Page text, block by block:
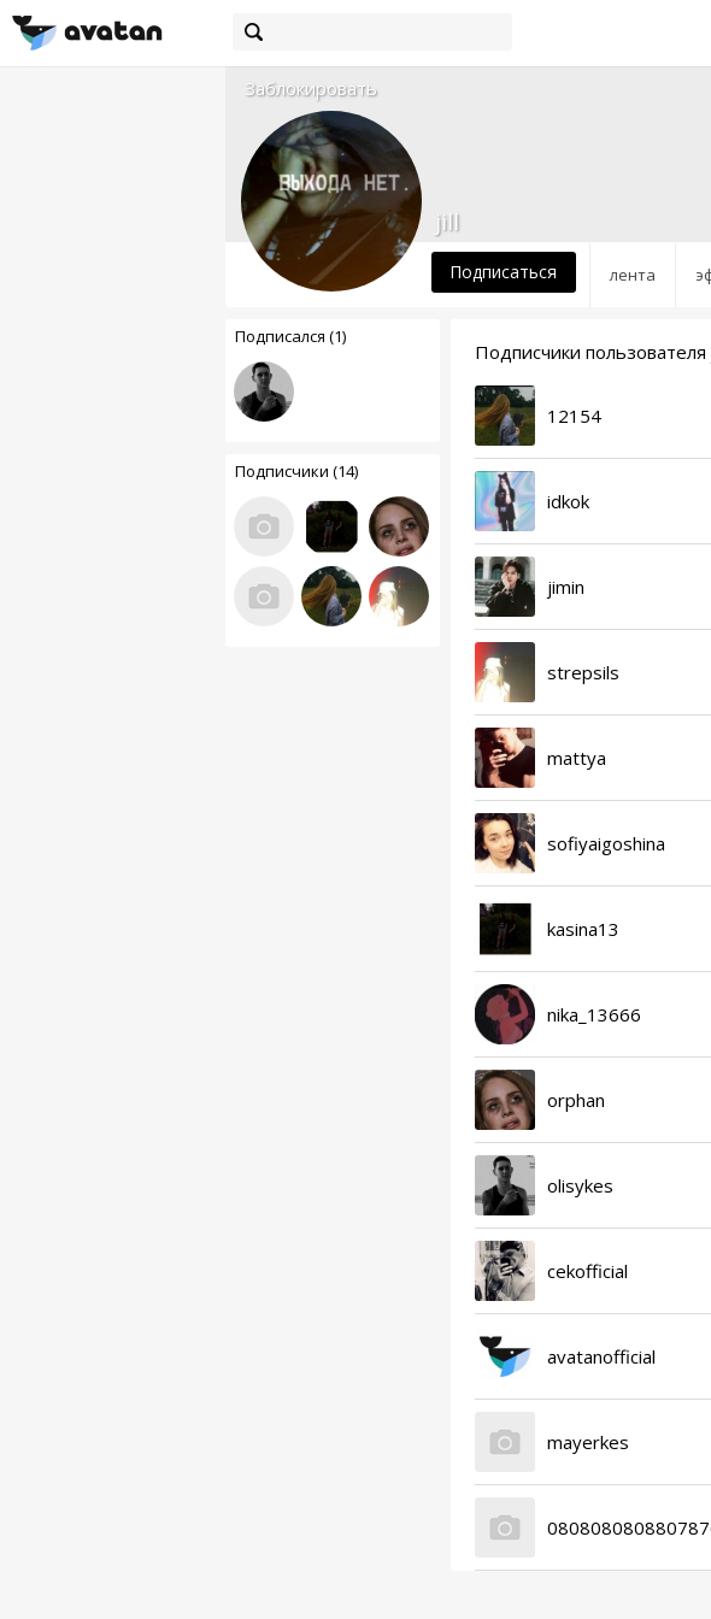
Заблокировать
лента
jill
Подписаться
Подписался (1)
Подписчики (14)
Подписчики пользователя
12154
idkok
jimin
strepsils
mattya
sofiyaigoshina
kasina13
nika_13666
orphan
olisykes
cekofficial
avatanofficial
mayerkes